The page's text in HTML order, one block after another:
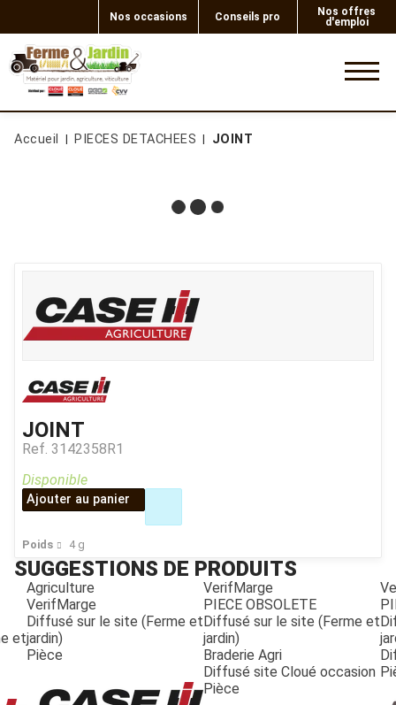
Nos occasions Conseils pro
Nos offres
d'emploi
Accueil PIECES DETACHEES JOINT
JOINT
Ref. 3142358R1
Poids 4 g
Disponible
Ajouter au panier
SUGGESTIONS DE PRODUITS
et
Agriculture
VerifMarge
Diffusé sur le site (Ferme et
jardin)
Pièce
VerifMarge
PIECE OBSOLETE
Diffusé sur le site (Ferme et
jardin)
Braderie Agri
Diffusé site Cloué occasion
Pièce